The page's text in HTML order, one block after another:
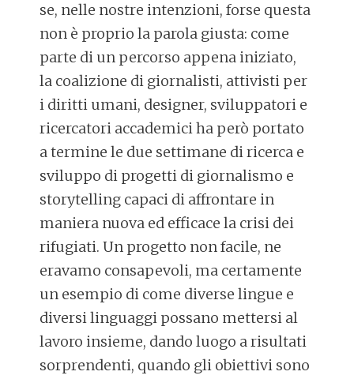
se, nelle nostre intenzioni, forse questa
non è proprio la parola giusta: come
parte di un percorso appena iniziato,
la coalizione di giornalisti, attivisti per
i diritti umani, designer, sviluppatori e
ricercatori accademici ha però portato
a termine le due settimane di ricerca e
sviluppo di progetti di giornalismo e
storytelling capaci di affrontare in
maniera nuova ed efficace la crisi dei
rifugiati. Un progetto non facile, ne
eravamo consapevoli, ma certamente
un esempio di come diverse lingue e
diversi linguaggi possano mettersi al
lavoro insieme, dando luogo a risultati
sorprendenti, quando gli obiettivi sono